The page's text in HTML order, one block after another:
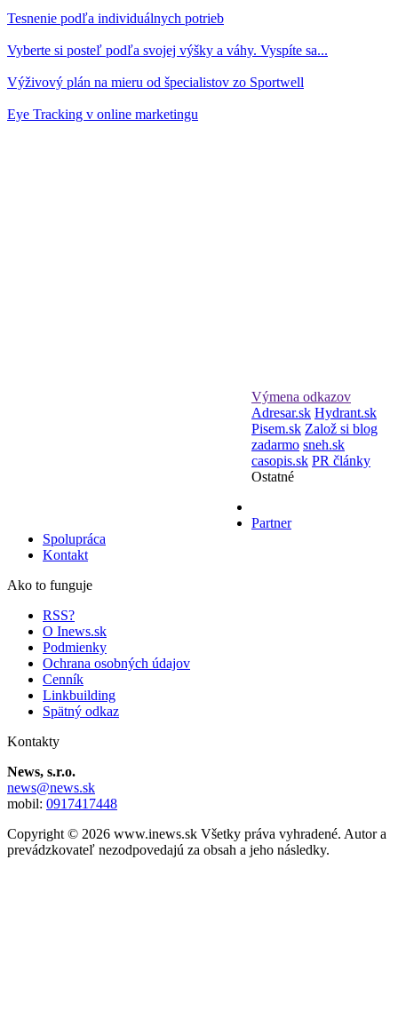
Tesnenie podľa individuálnych potrieb
Vyberte si posteľ podľa svojej výšky a váhy. Vyspíte sa...
Výživový plán na mieru od špecialistov zo Sportwell
Eye Tracking v online marketingu
Výmena odkazov
Adresar.sk Hydrant.sk
Pisem.sk Založ si blog
zadarmo sneh.sk
casopis.sk PR články
Ostatné
Partner
Spolupráca
Kontakt
Ako to funguje
RSS?
O Inews.sk
Podmienky
Ochrana osobných údajov
Cenník
Linkbuilding
Spätný odkaz
Kontakty
News, s.r.o.
news@news.sk
mobil: 0917417448
Copyright © 2026 www.inews.sk Všetky práva vyhradené. Autor a
prevádzkovateľ nezodpovedajú za obsah a jeho následky.